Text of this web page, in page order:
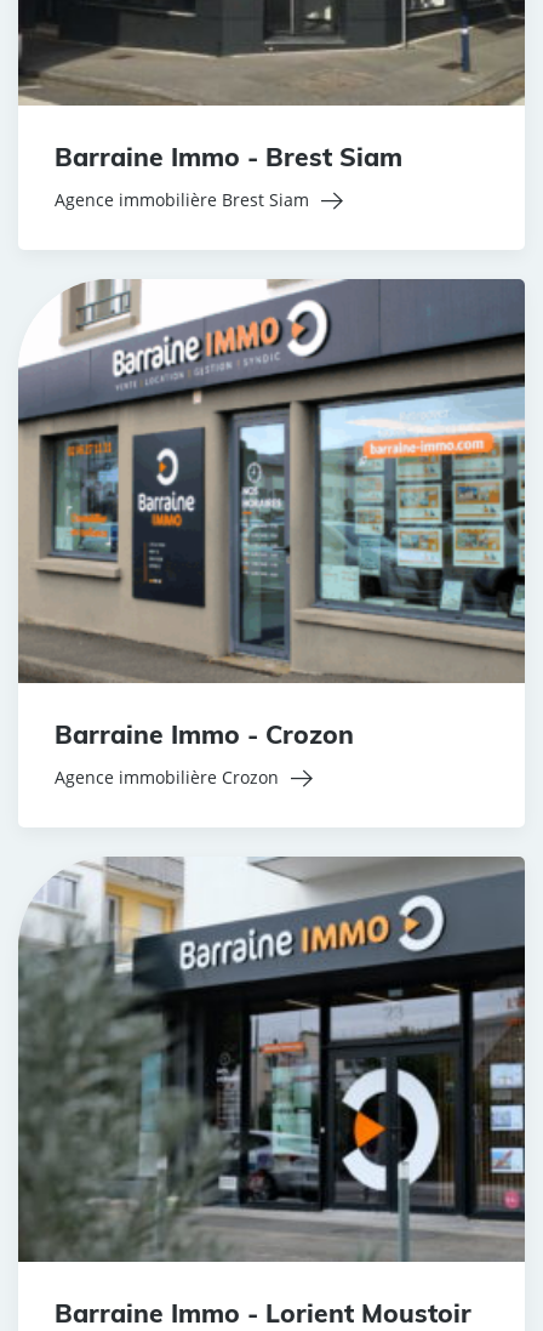
Barraine Immo - Brest Siam
Agence immobilière Brest Siam
Barraine Immo - Crozon
Agence immobilière Crozon
Barraine Immo - Lorient Moustoir